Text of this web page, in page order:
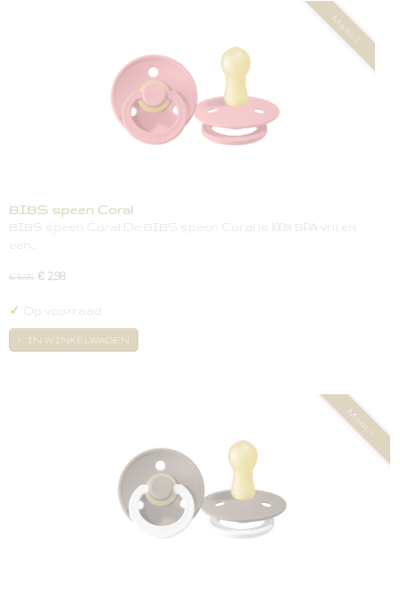
Maat: 1
BIBS speen Coral
BIBS speen Coral De BIBS speen Coral is 100% BPA vrij en
een…
€ 5,95 € 2,98
✓ Op voorraad
IN WINKELWAGEN
Maat: 1